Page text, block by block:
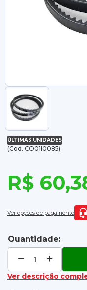
ÚLTIMAS UNIDADES
(Cod. CO01I0085)
R$
Ver opções de pagamento
Quantidade:
Ver descrição